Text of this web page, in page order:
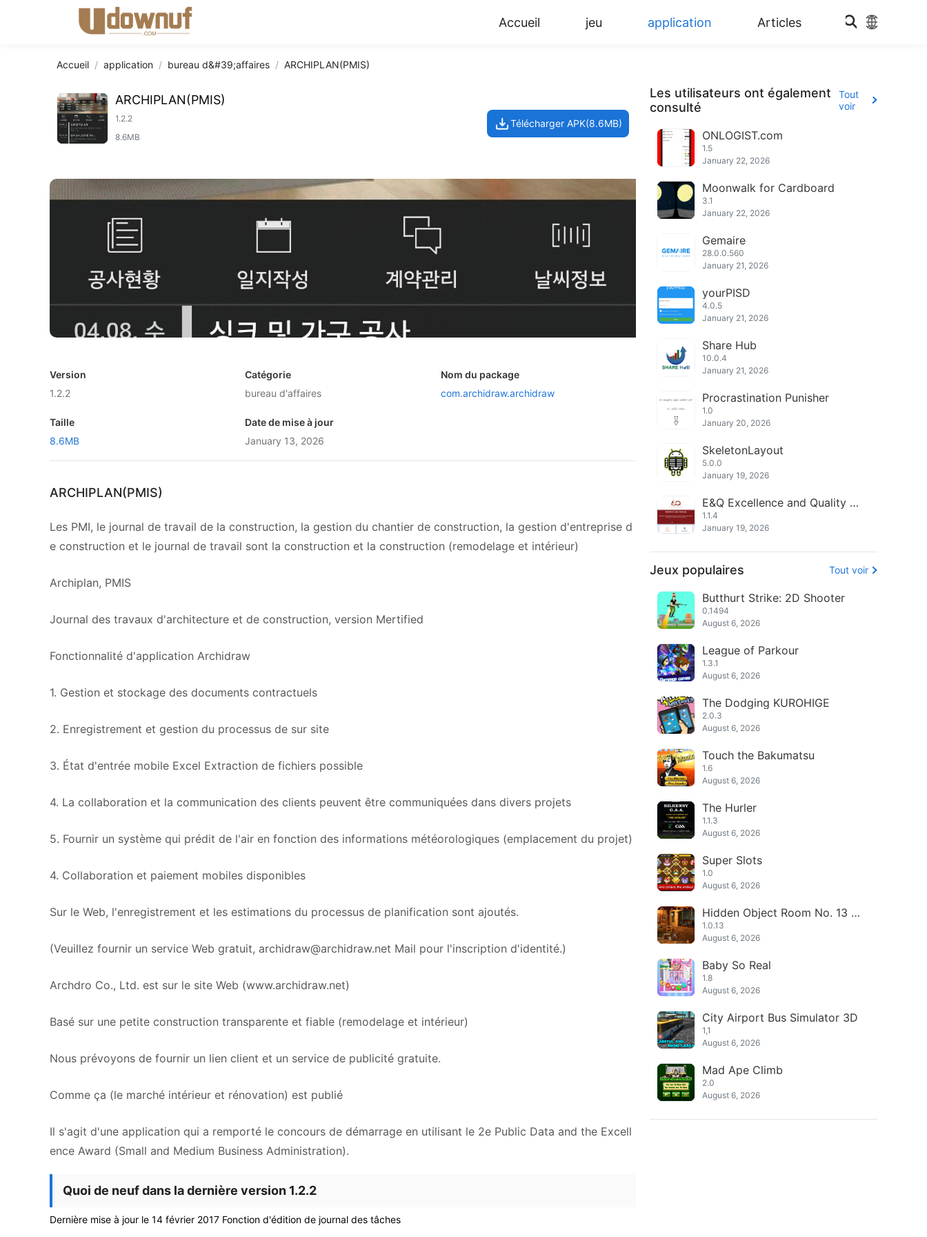
Accueil jeu application Articles
Accueil application bureau d&#39;affaires ARCHIPLAN(PMIS)
ARCHIPLAN(PMIS)
1.2.2
8.6MB
Télécharger APK(8.6MB)
Version
1.2.2
Catégorie
bureau d'affaires
Nom du package
com.archidraw.archidraw
Taille
8.6MB
Date de mise à jour
January 13, 2026
ARCHIPLAN(PMIS)
Les PMI, le journal de travail de la construction, la gestion du chantier de construction, la gestion d'entreprise d
e construction et le journal de travail sont la construction et la construction (remodelage et intérieur)
Archiplan, PMIS
Journal des travaux d'architecture et de construction, version Mertified
Fonctionnalité d'application Archidraw
1. Gestion et stockage des documents contractuels
2. Enregistrement et gestion du processus de sur site
3. État d'entrée mobile Excel Extraction de fichiers possible
4. La collaboration et la communication des clients peuvent être communiquées dans divers projets
5. Fournir un système qui prédit de l'air en fonction des informations météorologiques (emplacement du projet)
4. Collaboration et paiement mobiles disponibles
Sur le Web, l'enregistrement et les estimations du processus de planification sont ajoutés.
(Veuillez fournir un service Web gratuit, archidraw@archidraw.net Mail pour l'inscription d'identité.)
Archdro Co., Ltd. est sur le site Web (www.archidraw.net)
Basé sur une petite construction transparente et fiable (remodelage et intérieur)
Nous prévoyons de fournir un lien client et un service de publicité gratuite.
Comme ça (le marché intérieur et rénovation) est publié
Il s'agit d'une application qui a remporté le concours de démarrage en utilisant le 2e Public Data and the Excell
ence Award (Small and Medium Business Administration).
Quoi de neuf dans la dernière version 1.2.2
Dernière mise à jour le 14 février 2017 Fonction d'édition de journal des tâches
Les utilisateurs ont également
consulté
Tout
voir
ONLOGIST.com
1.5
January 22, 2026
Moonwalk for Cardboard
3.1
January 22, 2026
Gemaire
28.0.0.560
January 21, 2026
yourPISD
4.0.5
January 21, 2026
Share Hub
10.0.4
January 21, 2026
Procrastination Punisher
1.0
January 20, 2026
SkeletonLayout
5.0.0
January 19, 2026
E&Q Excellence and Quality Fir
st Class Services
1.1.4
January 19, 2026
Jeux populaires Tout voir
Butthurt Strike: 2D Shooter
0.1494
August 6, 2026
League of Parkour
1.3.1
August 6, 2026
The Dodging KUROHIGE
2.0.3
August 6, 2026
Touch the Bakumatsu
1.6
August 6, 2026
The Hurler
1.1.3
August 6, 2026
Super Slots
1.0
August 6, 2026
Hidden Object Room No. 13 Fr
ee
1.0.13
August 6, 2026
Baby So Real
1.8
August 6, 2026
City Airport Bus Simulator 3D
1,1
August 6, 2026
Mad Ape Climb
2.0
August 6, 2026